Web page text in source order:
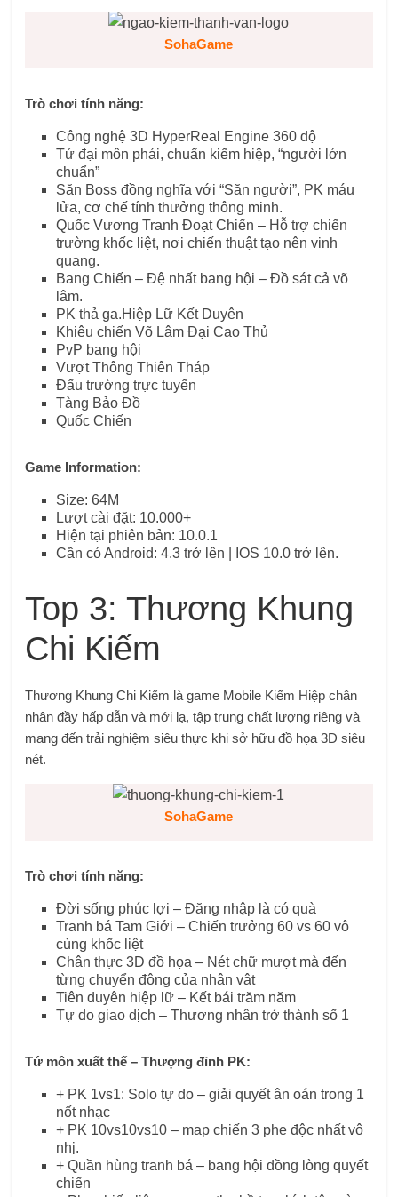
SohaGame
Trò chơi tính năng:
Công nghệ 3D HyperReal Engine 360 ​​độ
Tứ đại môn phái, chuẩn kiếm hiệp, “người lớn
chuẩn”
Săn Boss đồng nghĩa với “Săn người”, PK máu
lửa, cơ chế tính thưởng thông minh.
Quốc Vương Tranh Đoạt Chiến – Hỗ trợ chiến
trường khốc liệt, nơi chiến thuật tạo nên vinh
quang.
Bang Chiến – Đệ nhất bang hội – Đồ sát cả võ
lâm.
PK thả ga.Hiệp Lữ Kết Duyên
Khiêu chiến Võ Lâm Đại Cao Thủ
PvP bang hội
Vượt Thông Thiên Tháp
Đấu trường trực tuyến
Tàng Bảo Đồ
Quốc Chiến
Game Information:
Size: 64M
Lượt cài đặt: 10.000+
Hiện tại phiên bản: 10.0.1
Cần có Android: 4.3 trở lên | IOS 10.0 trở lên.
Top 3: Thương Khung
Chi Kiếm
Thương Khung Chi Kiếm là game Mobile Kiếm Hiệp chân
nhân đầy hấp dẫn và mới lạ, tập trung chất lượng riêng và
mang đến trải nghiệm siêu thực khi sở hữu đồ họa 3D siêu
nét.
SohaGame
Trò chơi tính năng:
Đời sống phúc lợi – Đăng nhập là có quà
Tranh bá Tam Giới – Chiến trưởng 60 vs 60 vô
cùng khốc liệt
Chân thực 3D đồ họa – Nét chữ mượt mà đến
từng chuyển động của nhân vật
Tiên duyên hiệp lữ – Kết bái trăm năm
Tự do giao dịch – Thương nhân trở thành số 1
Tứ môn xuất thế – Thượng đỉnh PK:
+ PK 1vs1: Solo tự do – giải quyết ân oán trong 1
nốt nhạc
+ PK 10vs10vs10 – map chiến 3 phe độc ​​nhất vô
nhị.
+ Quần hùng tranh bá – bang hội đồng lòng quyết
chiến